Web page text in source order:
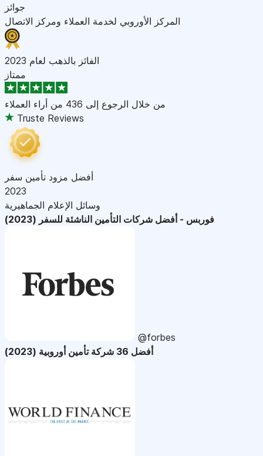
جوائز
المركز الأوروبي لخدمة العملاء ومركز الاتصال
الفائز بالذهب لعام 2023
ممتاز
من خلال الرجوع إلى 436 من أراء العملاء
Truste Reviews
أفضل مزود تأمين سفر
2023
وسائل الإعلام الجماهيرية
فوربس - أفضل شركات التأمين الناشئة للسفر (2023)
@forbes
أفضل 36 شركة تأمين أوروبية (2023)